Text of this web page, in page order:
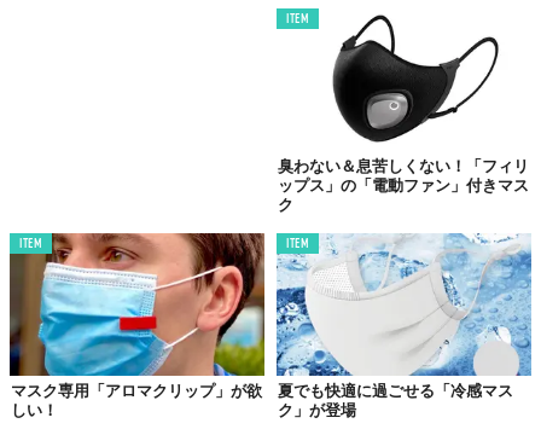
ITEM
臭わない＆息苦しくない！「フィリ
ップス」の「電動ファン」付きマス
ク
ITEM
マスク専用「アロマクリップ」が欲
しい！
ITEM
夏でも快適に過ごせる「冷感マス
ク」が登場